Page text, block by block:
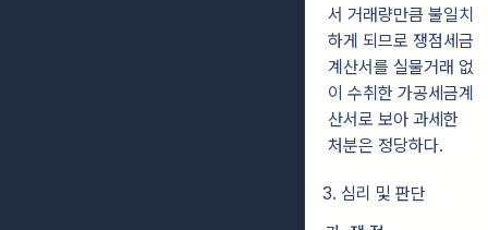
서 거래량만큼 불일치
하게 되므로 쟁점세금
계산서를 실물거래 없
이 수취한 가공세금계
산서로 보아 과세한
처분은 정당하다.
3. 심리 및 판단